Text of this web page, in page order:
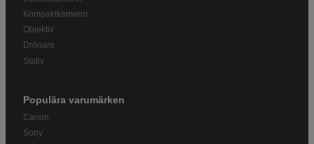
Kompaktkameror
Objektiv
Drönare
Stativ
Populära varumärken
Canon
Sony